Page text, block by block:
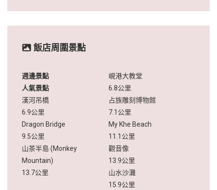
飯店周圍景點
週邊景點
人氣景點
峴港大教堂
6.8公里
漢河吊橋
6.9公里
占族雕刻博物館
7.1公里
Dragon Bridge
9.5公里
My Khe Beach
11.1公里
山茶半島 (Monkey
Mountain)
13.7公里
觀音像
13.9公里
山水沙灘
15.9公里